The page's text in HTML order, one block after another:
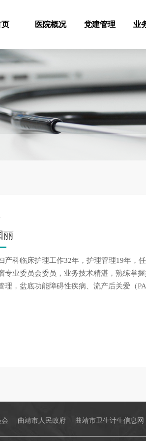
页 医院概况 党建管理 业
丽
产科临床护理工作32年，护理管理19年，
专业委员会委员，业务技术精湛，熟练掌
理，盆底功能障碍性疾病、流产后关爱（
曲靖市人民政府 曲靖市卫生计生信息网